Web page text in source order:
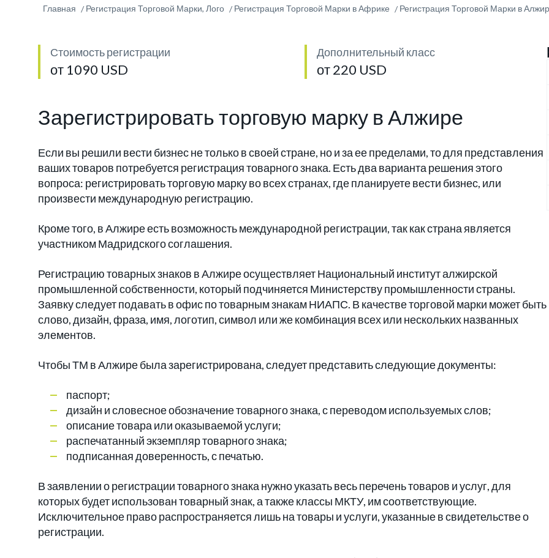
Главная Регистрация Торговой Марки, Лого Регистрация Торговой Марки в Африке Регистрация Торговой Марки в
Стоимость регистрации
от 1090 USD
Дополнительный класс
от 220 USD
Зарегистрировать торговую марку в Алжире
Если вы решили вести бизнес не только в своей стране, но и за ее пределами, то для представления
ваших товаров потребуется регистрация товарного знака. Есть два варианта решения этого
вопроса: регистрировать торговую марку во всех странах, где планируете вести бизнес, или
произвести международную регистрацию.
Кроме того, в Алжире есть возможность международной регистрации, так как страна является
участником Мадридского соглашения.
Регистрацию товарных знаков в Алжире осуществляет Национальный институт алжирской
промышленной собственности, который подчиняется Министерству промышленности страны.
Заявку следует подавать в офис по товарным знакам НИАПС. В качестве торговой марки может быть
слово, дизайн, фраза, имя, логотип, символ или же комбинация всех или нескольких названных
элементов.
Чтобы ТМ в Алжире была зарегистрирована, следует представить следующие документы:
паспорт;
дизайн и словесное обозначение товарного знака, с переводом используемых слов;
описание товара или оказываемой услуги;
распечатанный экземпляр товарного знака;
подписанная доверенность, с печатью.
В заявлении о регистрации товарного знака нужно указать весь перечень товаров и услуг, для
которых будет использован товарный знак, а также классы МКТУ, им соответствующие.
Исключительное право распространяется лишь на товары и услуги, указанные в свидетельстве о
регистрации.